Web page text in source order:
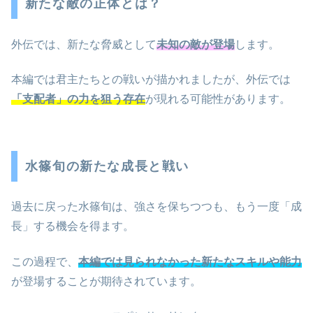
新たな敵の正体とは？
外伝では、新たな脅威として未知の敵が登場します。
本編では君主たちとの戦いが描かれましたが、外伝では
「支配者」の力を狙う存在が現れる可能性があります。
水篠旬の新たな成長と戦い
過去に戻った水篠旬は、強さを保ちつつも、もう一度「成
長」する機会を得ます。
この過程で、 本編では見られなかった新たなスキルや能力
が登場することが期待されています。